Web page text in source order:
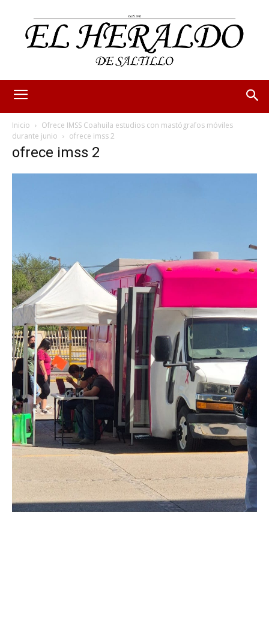
Inicio
Ofrece IMSS Coahuila estudios con mastógrafos móviles
durante junio
ofrece imss 2
ofrece imss 2